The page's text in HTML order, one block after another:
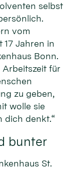
selbst
vom
17 Jahren in
Bonn.
für
zu geben,
wolle sie
dich denkt.“
bunter
St.